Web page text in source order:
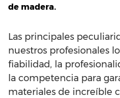
de madera.
Las principales
nuestros profesionales
fiabilidad, la
la competencia para
materiales de increíble